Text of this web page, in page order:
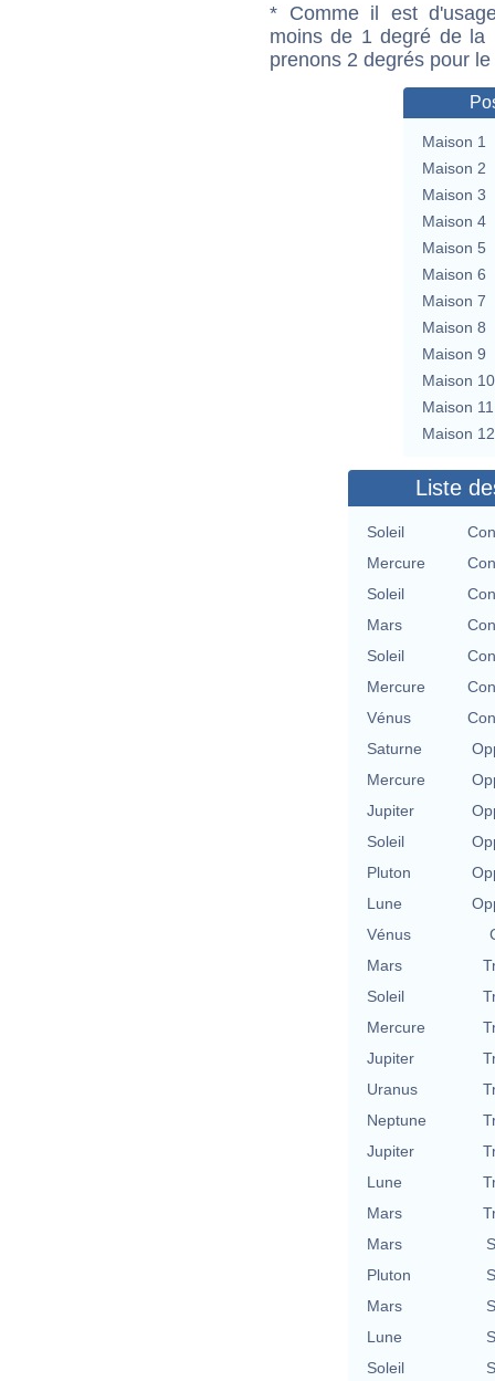
* Comme il est
moins de 1 degré de la
prenons 2 degrés pour
Maison 1
Maison 2
Maison 3
Maison 4
Maison 5
Maison 6
Maison 7
Maison 8
Maison 9
Maison 10
Maison 11
Maison 12
Liste
Soleil
Mercure
Soleil
Mars
Soleil
Mercure
Vénus
Saturne
Mercure
Jupiter
Soleil
Pluton
Lune
Vénus
Mars
Soleil
Mercure
Jupiter
Uranus
Neptune
Jupiter
Lune
Mars
Mars
Pluton
Mars
Lune
Soleil